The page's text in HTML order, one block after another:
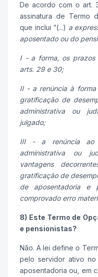
De acordo com o art.
assinatura de Termo
que inclui “(...) a
aposentado ou do
I - a forma, os prazos
arts. 29 e 30;
II - a renúncia à
gratificação de
administrativa ou
julgado;
III - a renúncia ao
administrativa ou
vantagens
gratificação de
de aposentadoria e
comprovado erro
8) Este Termo de
e pensionistas?
Não. A lei define o
pelo servidor ativo no
aposentadoria ou, em